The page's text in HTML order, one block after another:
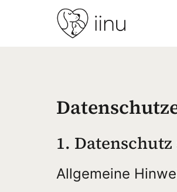
1.
Allgemeine